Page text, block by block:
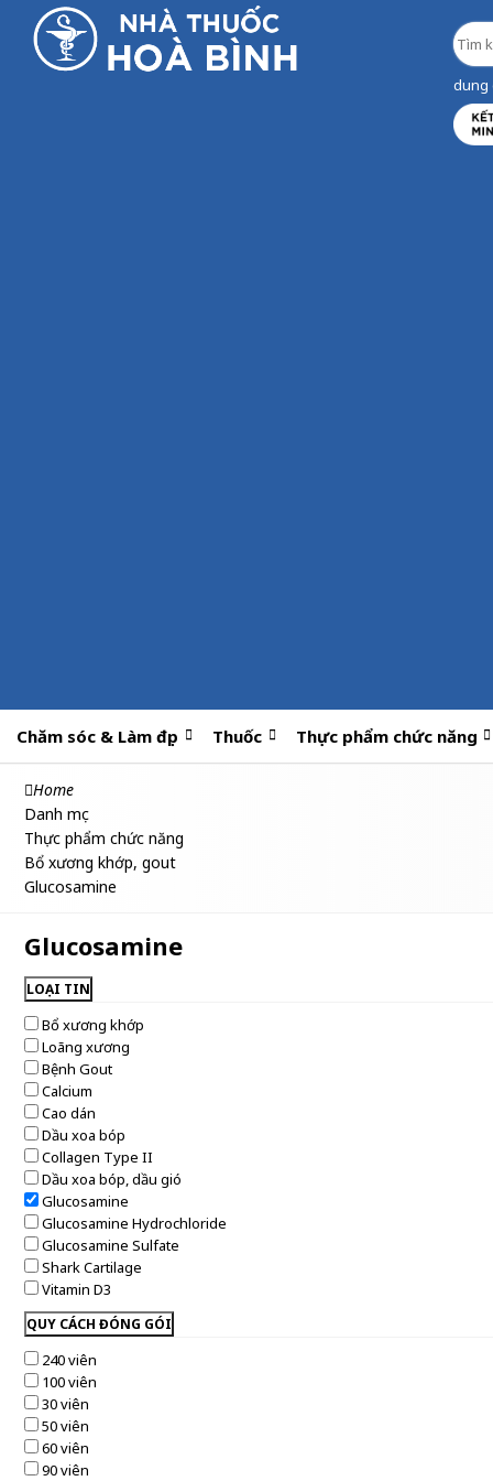
dung
Chăm sóc & Làm đẹp Thuốc Thực phẩm chức năng
Home
Danh mục
Thực phẩm chức năng
Bổ xương khớp, gout
Glucosamine
Glucosamine
LOẠI TIN
Bổ xương khớp
Loãng xương
Bệnh Gout
Calcium
Cao dán
Dầu xoa bóp
Collagen Type II
Dầu xoa bóp, dầu gió
Glucosamine
Glucosamine Hydrochloride
Glucosamine Sulfate
Shark Cartilage
Vitamin D3
QUY CÁCH ĐÓNG GÓI
240 viên
100 viên
30 viên
50 viên
60 viên
90 viên